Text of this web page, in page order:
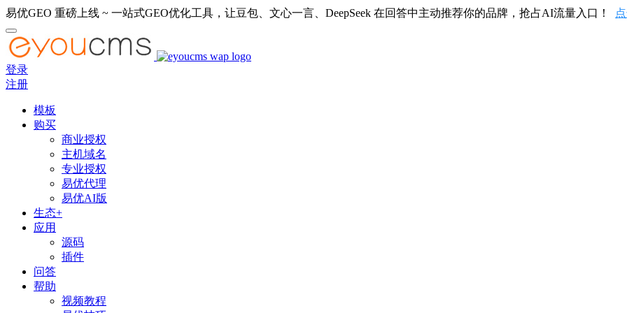
易优GEO 重磅上线 ~ 一站式GEO优化工具，让豆包、文心一言、DeepSeek 在回答中主动推荐你的品牌，抢占AI流量入口！
登录
注册
模板
购买
商业授权
主机域名
专业授权
易优代理
易优AI版
生态+
应用
源码
插件
问答
帮助
视频教程